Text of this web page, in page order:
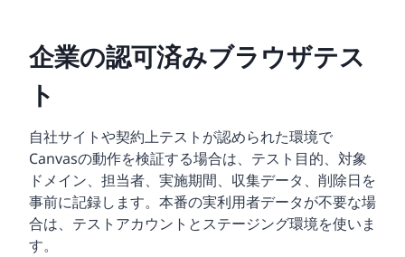
企業の認可済みブラウザテス
ト
自社サイトや契約上テストが認められた環境で
Canvasの動作を検証する場合は、テスト目的、対象
ドメイン、担当者、実施期間、収集データ、削除日を
事前に記録します。本番の実利用者データが不要な場
合は、テストアカウントとステージング環境を使いま
す。